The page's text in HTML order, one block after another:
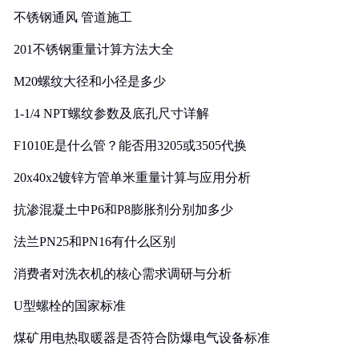
不锈钢通风 管道施工
201不锈钢重量计算方法大全
M20螺纹大径和小径是多少
1-1/4 NPT螺纹参数及底孔尺寸详解
F1010E是什么管？能否用3205或3505代换
20x40x2镀锌方管单米重量计算与应用分析
抗渗混凝土中P6和P8膨胀剂分别加多少
法兰PN25和PN16有什么区别
消费者对洗衣机的核心需求调研与分析
U型螺栓的国家标准
煤矿用电热取暖器是否符合防爆电气设备标准